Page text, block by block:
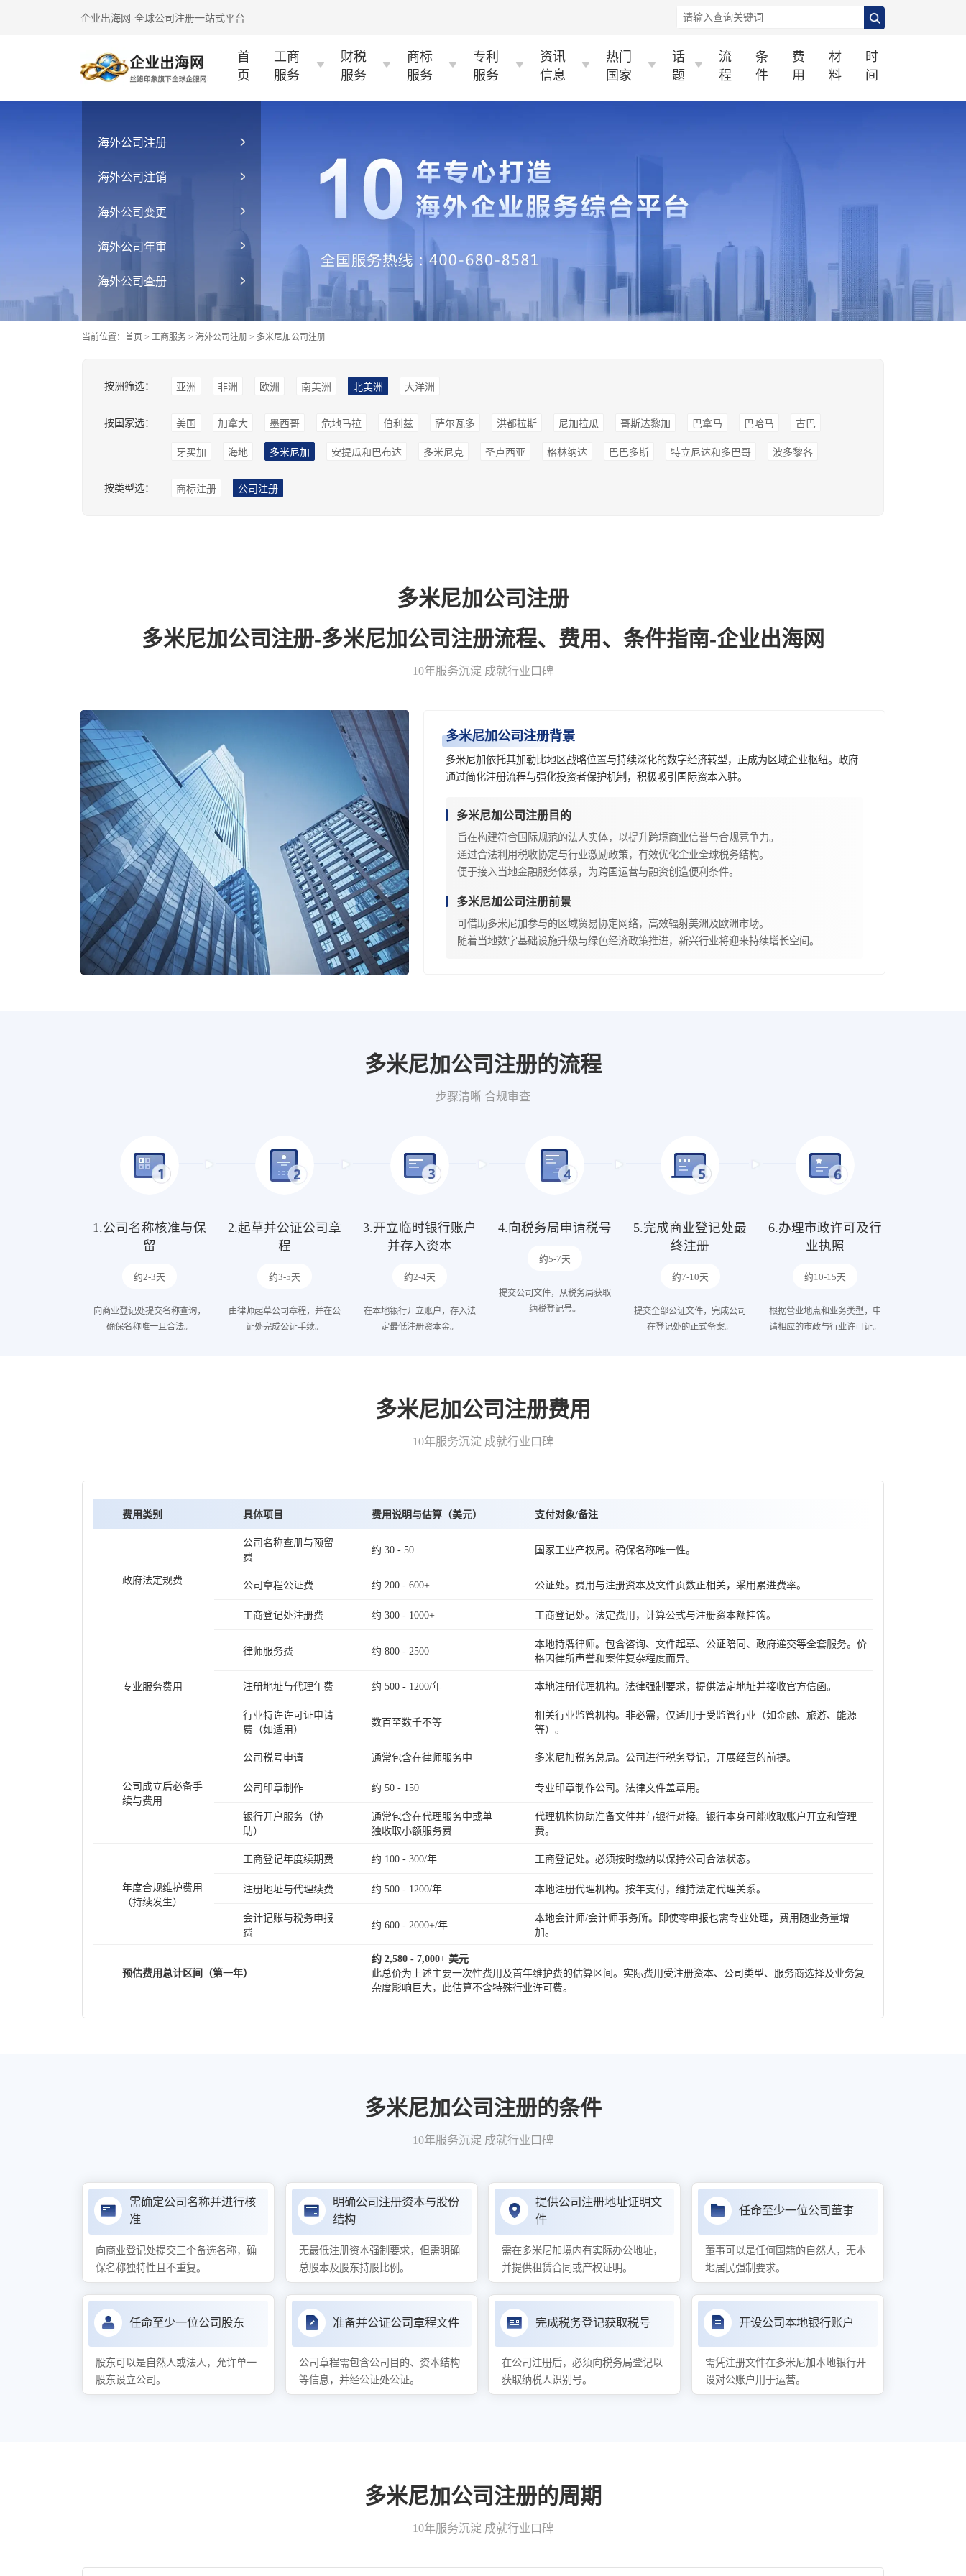
企业出海网-全球公司注册一站式平台
首
页
工商
服务
财税
服务
商标
服务
专利
服务
资讯
信息
热门
国家
话
题
流
程
条
件
费
用
材
料
时
间
海外公司注册
海外公司注销
海外公司变更
海外公司年审
海外公司查册
当前位置： 首页 > 工商服务 > 海外公司注册 > 多米尼加公司注册
按洲筛选： 亚洲 非洲 欧洲 南美洲 北美洲 大洋洲
按国家选： 美国 加拿大 墨西哥 危地马拉 伯利兹 萨尔瓦多 洪都拉斯 尼加拉瓜 哥斯达黎加 巴拿马 巴哈马 古巴
牙买加 海地 多米尼加 安提瓜和巴布达 多米尼克 圣卢西亚 格林纳达 巴巴多斯 特立尼达和多巴哥 波多黎各
按类型选： 商标注册 公司注册
多米尼加公司注册
多米尼加公司注册-多米尼加公司注册流程、费用、条件指南-企业出海网
10年服务沉淀 成就行业口碑
多米尼加公司注册背景
多米尼加依托其加勒比地区战略位置与持续深化的数字经济转型，正成为区域企业枢纽。政府
通过简化注册流程与强化投资者保护机制，积极吸引国际资本入驻。
多米尼加公司注册目的
旨在构建符合国际规范的法人实体，以提升跨境商业信誉与合规竞争力。
通过合法利用税收协定与行业激励政策，有效优化企业全球税务结构。
便于接入当地金融服务体系，为跨国运营与融资创造便利条件。
多米尼加公司注册前景
可借助多米尼加参与的区域贸易协定网络，高效辐射美洲及欧洲市场。
随着当地数字基础设施升级与绿色经济政策推进，新兴行业将迎来持续增长空间。
多米尼加公司注册的流程
步骤清晰 合规审查
1.公司名称核准与保
留
约2-3天
向商业登记处提交名称查询，
确保名称唯一且合法。
2.起草并公证公司章
程
约3-5天
由律师起草公司章程，并在公
证处完成公证手续。
3.开立临时银行账户
并存入资本
约2-4天
在本地银行开立账户，存入法
定最低注册资本金。
4.向税务局申请税号
约5-7天
提交公司文件，从税务局获取
纳税登记号。
5.完成商业登记处最
终注册
约7-10天
提交全部公证文件，完成公司
在登记处的正式备案。
6.办理市政许可及行
业执照
约10-15天
根据营业地点和业务类型，申
请相应的市政与行业许可证。
多米尼加公司注册费用
10年服务沉淀 成就行业口碑
费用类别 具体项目 费用说明与估算（美元） 支付对象/备注
政府法定规费
公司名称查册与预留
费
约 30 - 50 国家工业产权局。确保名称唯一性。
公司章程公证费 约 200 - 600+ 公证处。费用与注册资本及文件页数正相关，采用累进费率。
工商登记处注册费 约 300 - 1000+ 工商登记处。法定费用，计算公式与注册资本额挂钩。
专业服务费用
律师服务费 约 800 - 2500
本地持牌律师。包含咨询、文件起草、公证陪同、政府递交等全套服务。价
格因律所声誉和案件复杂程度而异。
注册地址与代理年费 约 500 - 1200/年 本地注册代理机构。法律强制要求，提供法定地址并接收官方信函。
行业特许许可证申请
费（如适用）
数百至数千不等
相关行业监管机构。非必需，仅适用于受监管行业（如金融、旅游、能源
等）。
公司成立后必备手
续与费用
公司税号申请 通常包含在律师服务中 多米尼加税务总局。公司进行税务登记，开展经营的前提。
公司印章制作 约 50 - 150 专业印章制作公司。法律文件盖章用。
银行开户服务（协
助）
通常包含在代理服务中或单
独收取小额服务费
代理机构协助准备文件并与银行对接。银行本身可能收取账户开立和管理
费。
年度合规维护费用
（持续发生）
工商登记年度续期费 约 100 - 300/年 工商登记处。必须按时缴纳以保持公司合法状态。
注册地址与代理续费 约 500 - 1200/年 本地注册代理机构。按年支付，维持法定代理关系。
会计记账与税务申报
费
约 600 - 2000+/年
本地会计师/会计师事务所。即使零申报也需专业处理，费用随业务量增
加。
预估费用总计区间（第一年）
约 2,580 - 7,000+ 美元
此总价为上述主要一次性费用及首年维护费的估算区间。实际费用受注册资本、公司类型、服务商选择及业务复
杂度影响巨大，此估算不含特殊行业许可费。
多米尼加公司注册的条件
10年服务沉淀 成就行业口碑
需确定公司名称并进行核
准
向商业登记处提交三个备选名称，确
保名称独特性且不重复。
明确公司注册资本与股份
结构
无最低注册资本强制要求，但需明确
总股本及股东持股比例。
提供公司注册地址证明文
件
需在多米尼加境内有实际办公地址，
并提供租赁合同或产权证明。
任命至少一位公司董事
董事可以是任何国籍的自然人，无本
地居民强制要求。
任命至少一位公司股东
股东可以是自然人或法人，允许单一
股东设立公司。
准备并公证公司章程文件
公司章程需包含公司目的、资本结构
等信息，并经公证处公证。
完成税务登记获取税号
在公司注册后，必须向税务局登记以
获取纳税人识别号。
开设公司本地银行账户
需凭注册文件在多米尼加本地银行开
设对公账户用于运营。
多米尼加公司注册的周期
10年服务沉淀 成就行业口碑